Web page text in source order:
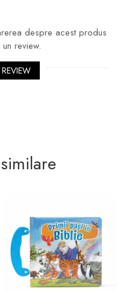
despre acest produs
review.